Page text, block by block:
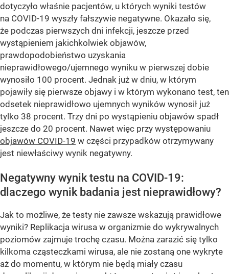
dotyczyło właśnie pacjentów, u których wyniki testów
na COVID-19 wyszły fałszywie negatywne. Okazało się,
że podczas pierwszych dni infekcji, jeszcze przed
wystąpieniem jakichkolwiek objawów,
prawdopodobieństwo uzyskania
nieprawidłowego/ujemnego wyniku w pierwszej dobie
wynosiło 100 procent. Jednak już w dniu, w którym
pojawiły się pierwsze objawy i w którym wykonano test, ten
odsetek nieprawidłowo ujemnych wyników wynosił już
tylko 38 procent. Trzy dni po wystąpieniu objawów spadł
jeszcze do 20 procent. Nawet więc przy występowaniu
objawów COVID-19 w części przypadków otrzymywany
jest niewłaściwy wynik negatywny.
Negatywny wynik testu na COVID-19:
dlaczego wynik badania jest nieprawidłowy?
Jak to możliwe, że testy nie zawsze wskazują prawidłowe
wyniki? Replikacja wirusa w organizmie do wykrywalnych
poziomów zajmuje trochę czasu. Można zarazić się tylko
kilkoma cząsteczkami wirusa, ale nie zostaną one wykryte
aż do momentu, w którym nie będą miały czasu